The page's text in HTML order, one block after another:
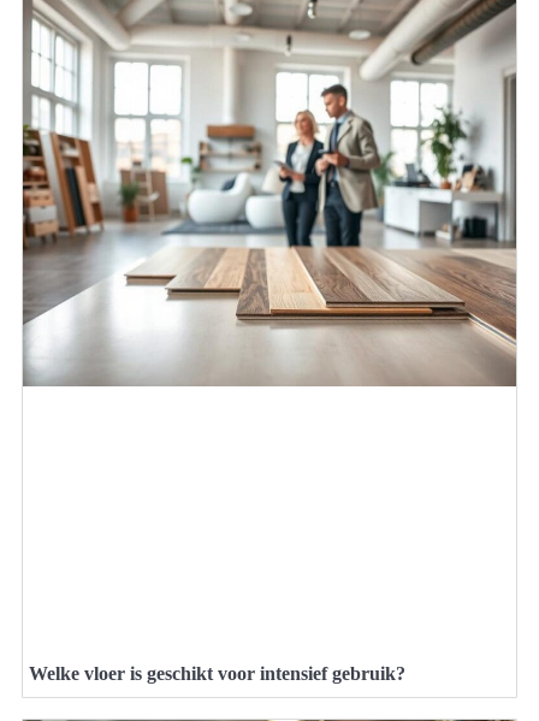
Welke vloer is geschikt voor intensief gebruik?